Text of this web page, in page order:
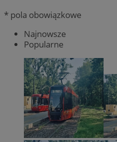
* pola obowiązkowe
Najnowsze
Popularne